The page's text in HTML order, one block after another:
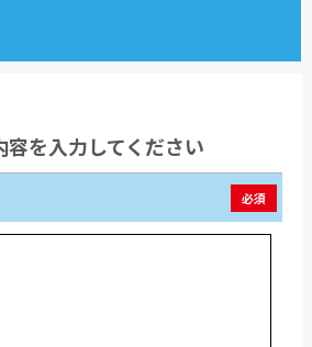
容を入力してください
必須